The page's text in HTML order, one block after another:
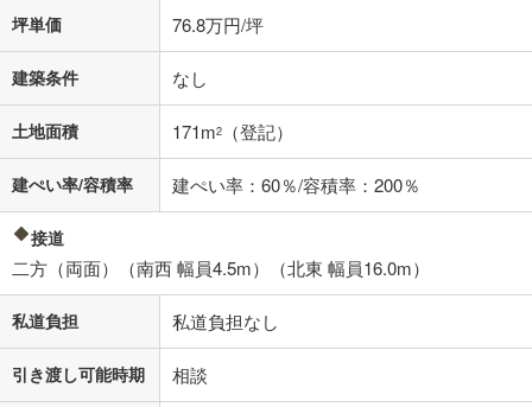
坪単価 76.8万円/坪
建築条件 なし
土地面積 171m2 （登記）
建ぺい率/容積率 建ぺい率：60％/容積率：200％
接道
二方（両面）（南西 幅員4.5m）（北東 幅員16.0m）
私道負担 私道負担なし
引き渡し可能時期 相談